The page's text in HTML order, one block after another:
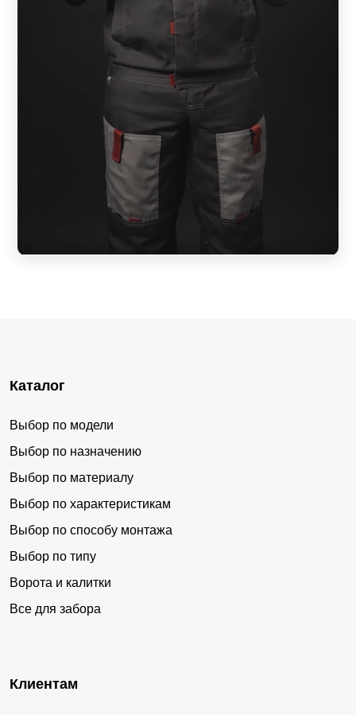
Каталог
Выбор по модели
Выбор по назначению
Выбор по материалу
Выбор по характеристикам
Выбор по способу монтажа
Выбор по типу
Ворота и калитки
Все для забора
Клиентам